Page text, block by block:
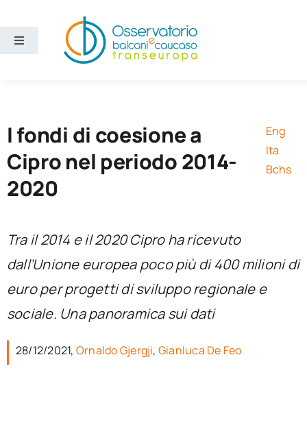
contenuto
Toggle
Ricerca e divulgazione
Chi siamo
Cerca
per:
Newsletter
I fondi di coesione a
Cipro nel periodo 2014-
2020
Eng
Ita
Bchs
Tra il 2014 e il 2020 Cipro ha ricevuto
dall’Unione europea poco più di 400 milioni di
euro per progetti di sviluppo regionale e
sociale. Una panoramica sui dati
28/12/2021, Ornaldo Gjergji, Gianluca De Feo